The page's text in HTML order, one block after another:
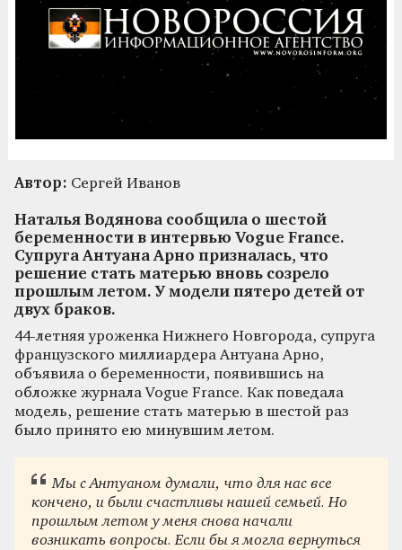
Автор: Сергей Иванов
Наталья Водянова сообщила о шестой
беременности в интервью Vogue France.
Супруга Антуана Арно призналась, что
решение стать матерью вновь созрело
прошлым летом. У модели пятеро детей от
двух браков.
44-летняя уроженка Нижнего Новгорода, супруга
французского миллиардера Антуана Арно,
объявила о беременности, появившись на
обложке журнала Vogue France. Как поведала
модель, решение стать матерью в шестой раз
было принято ею минувшим летом.
Мы с Антуаном думали, что для нас все
кончено, и были счастливы нашей семьей. Но
прошлым летом у меня снова начали
возникать вопросы. Если бы я могла вернуться